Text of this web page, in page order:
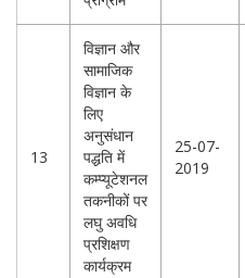
13
विज्ञान और
सामाजिक
विज्ञान के
लिए
अनुसंधान
पद्धति में
कम्प्यूटेशनल
तकनीकों पर
लघु अवधि
प्रशिक्षण
कार्यक्रम
25-07-
2019